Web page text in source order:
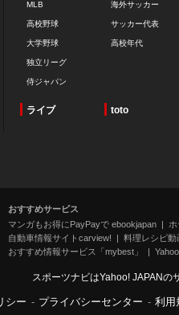
MLB
高校野球
大学野球
独立リーグ
侍ジャパン
海外サッカー
サッカー代表
高校年代
ライブ toto
おすすめサービス
マンガもお得にPayPayで ebookjapan
自動車情報サイトcarview!
料理レシピ
おすすめ情報サービス「mybest」
スポーツナビはYahoo! JAPANの
シー - プライバシーセンター - 利用